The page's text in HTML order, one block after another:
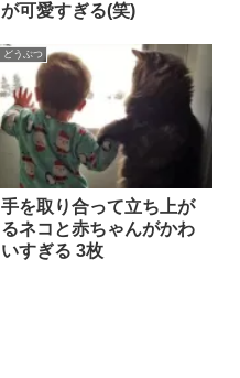
が可愛すぎる(笑)
どうぶつ
手を取り合って立ち上が
るネコと赤ちゃんがかわ
いすぎる 3枚